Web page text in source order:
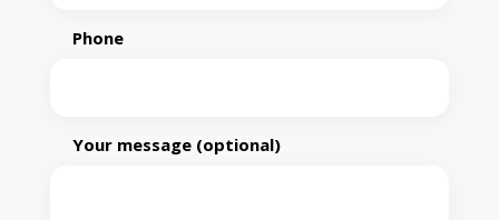
Phone
Your message (optional)